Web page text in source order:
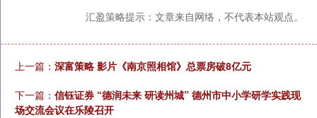
汇盈策略提示：文章来自网络，不代表本站观点。
上一篇： 深富策略 影片《南京照相馆》总票房破8亿元
下一篇： 信钰证券 “德润未来 研读州城” 德州市中小学研学实践现
场交流会议在乐陵召开